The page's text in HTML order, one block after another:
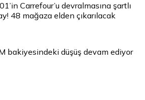
Carrefour’u devralmasına şartlı
48 mağaza elden çıkarılacak
bakiyesindeki düşüş devam ediyor